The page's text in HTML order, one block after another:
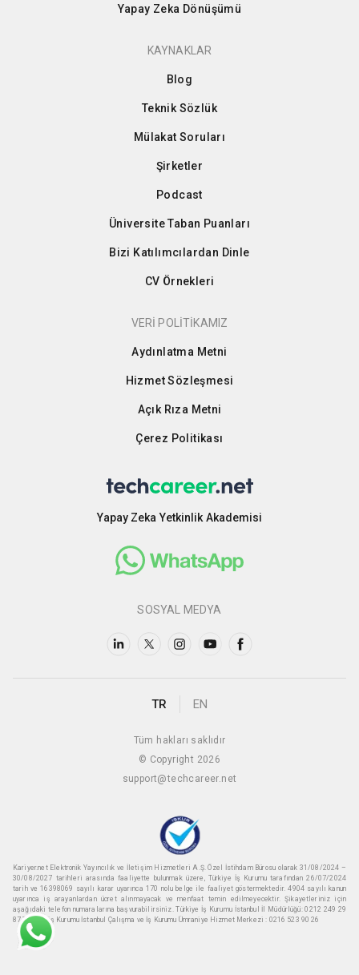
Yapay Zeka Dönüşümü
KAYNAKLAR
Blog
Teknik Sözlük
Mülakat Soruları
Şirketler
Podcast
Üniversite Taban Puanları
Bizi Katılımcılardan Dinle
CV Örnekleri
VERİ POLİTİKAMIZ
Aydınlatma Metni
Hizmet Sözleşmesi
Açık Rıza Metni
Çerez Politikası
Yapay Zeka Yetkinlik Akademisi
SOSYAL MEDYA
TR EN
Tüm hakları saklıdır
© Copyright 2026
support@techcareer.net
Kariyer.net Elektronik Yayıncılık ve İletişim Hizmetleri A.Ş. Özel İstihdam Bürosu olarak 31/08/2024 –
30/08/2027 tarihleri arasında faaliyette bulunmak üzere, Türkiye İş Kurumu tarafından 26/07/2024
tarih ve 16398069 sayılı karar uyarınca 170 nolu belge ile faaliyet göstermektedir. 4904 sayılı kanun
uyarınca iş arayanlardan ücret alınmayacak ve menfaat temin edilmeyecektir. Şikayetleriniz için
aşağıdaki telefon numaralarına başvurabilirsiniz. Türkiye İş Kurumu İstanbul İl Müdürlüğü: 0212 249 29
87 Türkiye iş Kurumu İstanbul Çalışma ve İş Kurumu Ümraniye Hizmet Merkezi : 0216 523 90 26